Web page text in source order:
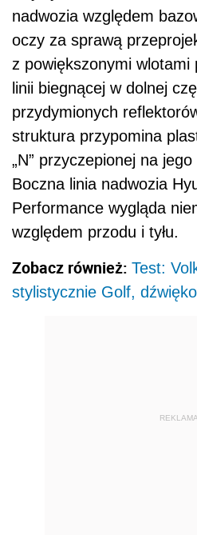
nadwozia względem
oczy za sprawą
z powiększonymi wlotami
linii biegnącej w dolnej
przydymionych
struktura przypomina
„N” przyczepionej na jego
Boczna linia nadwozia
Performance wygląda
względem przodu i tyłu.
Zobacz również: Test:
stylistycznie Golf,
REKLAMA